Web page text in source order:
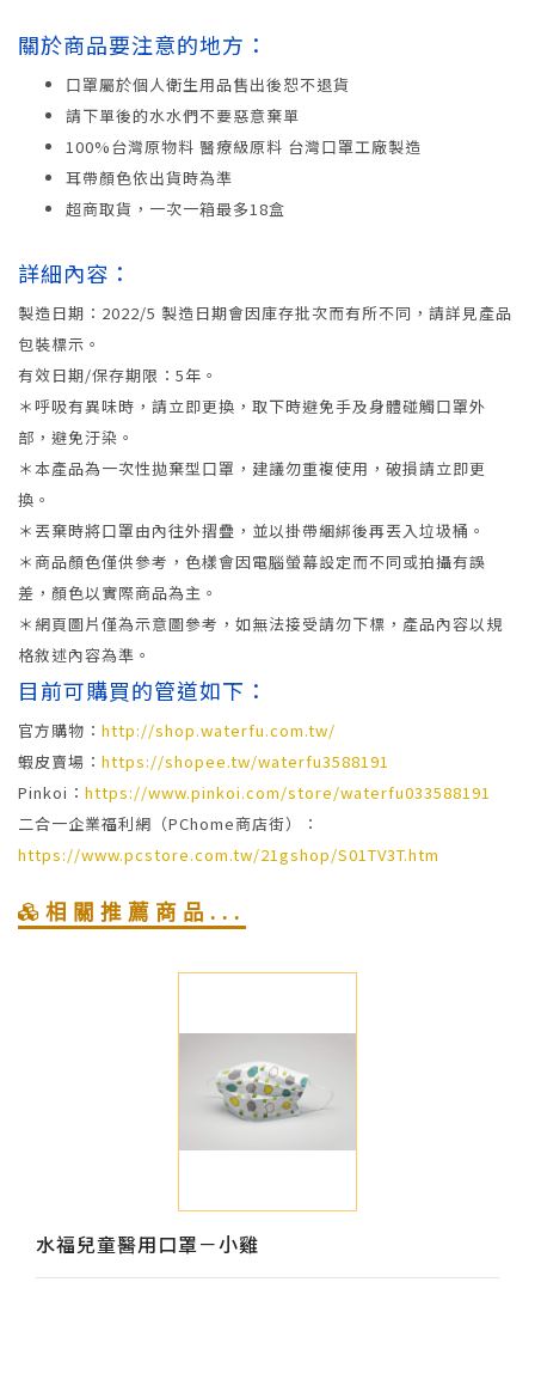
關於商品要注意的地方：
口罩屬於個人衛生用品售出後恕不退貨
請下單後的水水們不要惡意棄單
100%台灣原物料 醫療級原料 台灣口罩工廠製造
耳帶顏色依出貨時為準
超商取貨，一次一箱最多18盒
詳細內容：
製造日期：2022/5 製造日期會因庫存批次而有所不同，請詳見產品
包裝標示。
有效日期/保存期限：5年。
＊呼吸有異味時，請立即更換，取下時避免手及身體碰觸口罩外
部，避免汙染。
＊本產品為一次性拋棄型口罩，建議勿重複使用，破損請立即更
換。
＊丟棄時將口罩由內往外摺疊，並以掛帶綑綁後再丟入垃圾桶。
＊商品顏色僅供參考，色樣會因電腦螢幕設定而不同或拍攝有誤
差，顏色以實際商品為主。
＊網頁圖片僅為示意圖參考，如無法接受請勿下標，產品內容以規
格敘述內容為準。
目前可購買的管道如下：
官方購物： http://shop.waterfu.com.tw/
蝦皮賣場： https://shopee.tw/waterfu3588191
Pinkoi： https://www.pinkoi.com/store/waterfu033588191
二合一企業福利網（PChome商店街）：
https://www.pcstore.com.tw/21gshop/S01TV3T.htm
相關推薦商品...
水福兒童醫用口罩－小雞